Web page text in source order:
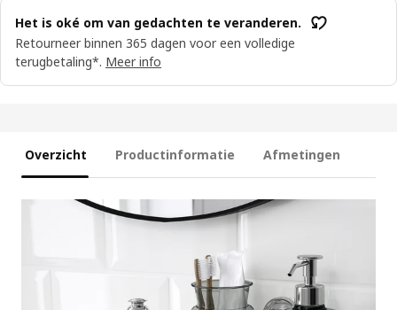
Het is oké om van gedachten te veranderen.
Retourneer binnen 365 dagen voor een volledige
terugbetaling*. Meer info
Overzicht Productinformatie Afmetingen